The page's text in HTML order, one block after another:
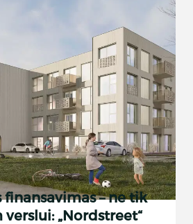
– ne tik
„Nordstreet“